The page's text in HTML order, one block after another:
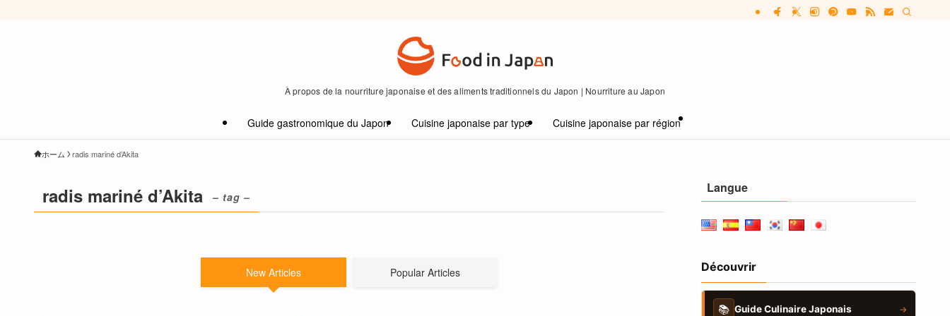
À propos de la nourriture japonaise et des aliments traditionnels du Japon | Nourriture au Japon
Guide gastronomique du Japon Cuisine japonaise par type Cuisine japonaise par région
ホーム radis mariné d’Akita
radis mariné d’Akita – tag –
New Articles Popular Articles
Langue
Découvrir
📚 Guide Culinaire Japonais →